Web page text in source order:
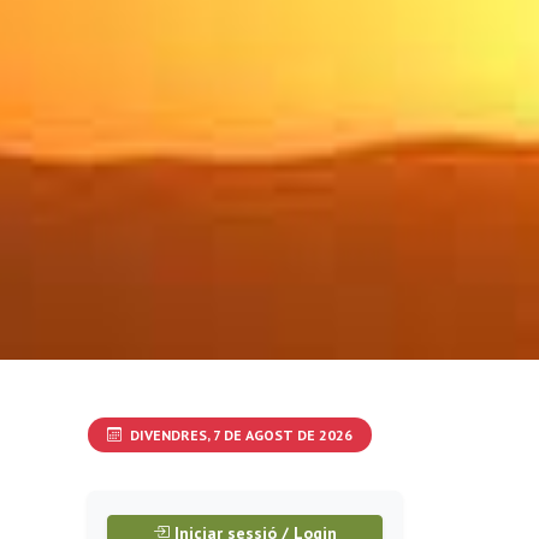
DIVENDRES, 7 DE AGOST DE 2026
Iniciar sessió / Login